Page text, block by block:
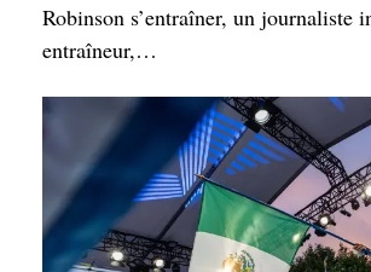
Robinson s’entraîner, un journaliste
entraîneur,…